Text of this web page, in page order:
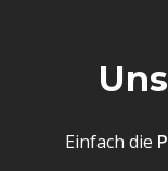
Einfach die